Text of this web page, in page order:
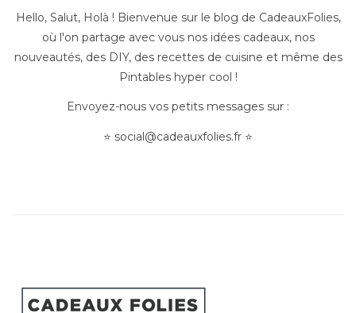
Hello, Salut, Holà ! Bienvenue sur le blog de CadeauxFolies,
où l'on partage avec vous nos idées cadeaux, nos
nouveautés, des DIY, des recettes de cuisine et même des
Pintables hyper cool !
Envoyez-nous vos petits messages sur :
⭐ social@cadeauxfolies.fr ⭐